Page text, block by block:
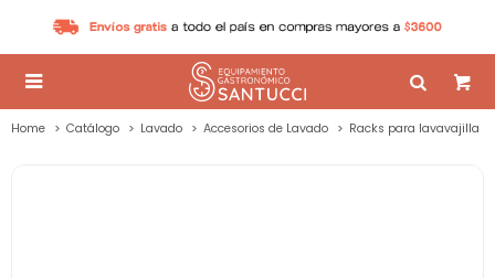

Home Catálogo Lavado Accesorios de Lavado Racks para lavavajilla